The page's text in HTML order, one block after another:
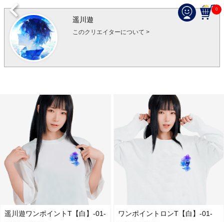
0
遥川遊
このクリエイターについて >
遥川遊ワンポイントT【白】-01- ワンポイントロンT【白】-01-